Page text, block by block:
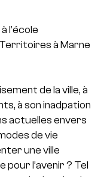
à l’école
à Marne
de la ville, à
à son inadpation
actuelles envers
de vie
une ville
l’avenir ? Tel